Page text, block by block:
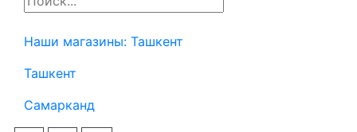
Наши магазины: Ташкент
Ташкент
Самарканд